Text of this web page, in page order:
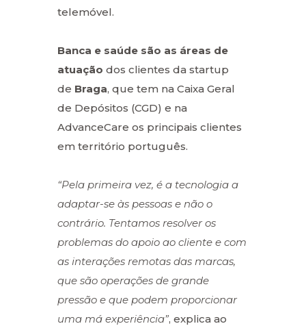
telemóvel.
Banca e saúde são as áreas de
atuação dos clientes da startup
de Braga, que tem na Caixa Geral
de Depósitos (CGD) e na
AdvanceCare os principais clientes
em território português.
“Pela primeira vez, é a tecnologia a
adaptar-se às pessoas e não o
contrário. Tentamos resolver os
problemas do apoio ao cliente e com
as interações remotas das marcas,
que são operações de grande
pressão e que podem proporcionar
uma má experiência”, explica ao